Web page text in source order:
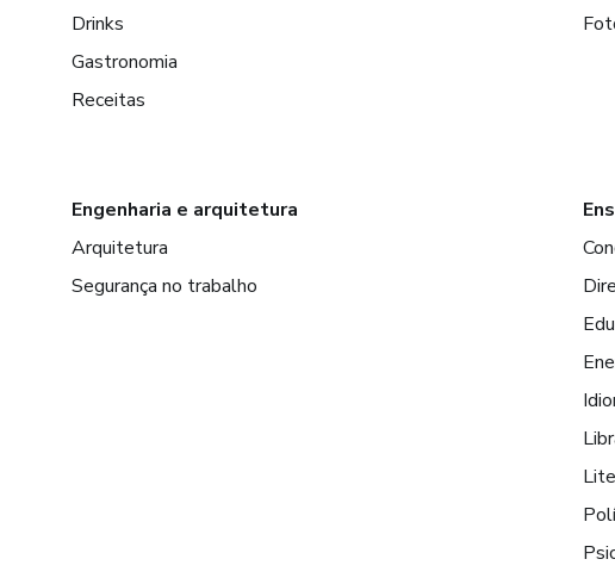
Drinks
Gastronomia
Receitas
Engenharia e arquitetura
Arquitetura
Segurança no trabalho